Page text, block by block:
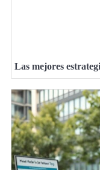
Las mejores